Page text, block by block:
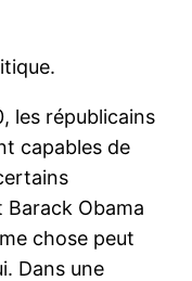
les républicains
capables de
Barack Obama
chose peut
Dans une